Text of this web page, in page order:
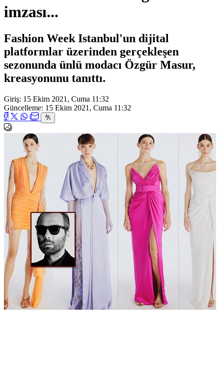
imzası...
Fashion Week Istanbul'un dijital
platformlar üzerinden gerçekleşen
sezonunda ünlü modacı Özgür Masur,
kreasyonunu tanıttı.
Giriş: 15 Ekim 2021, Cuma 11:32
Güncelleme: 15 Ekim 2021, Cuma 11:32